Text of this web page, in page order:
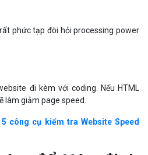
phức tạp đòi hỏi processing power
đi kèm với coding. Nếu HTML
làm giảm page speed.
5 công cụ kiểm tra Website Speed